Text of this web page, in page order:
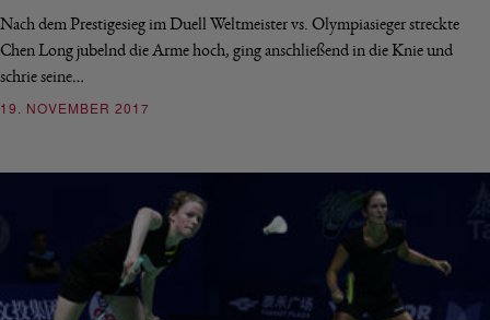
Nach dem Prestigesieg im Duell Weltmeister vs. Olympiasieger streckte
Chen Long jubelnd die Arme hoch, ging anschließend in die Knie und
schrie seine…
19. NOVEMBER 2017